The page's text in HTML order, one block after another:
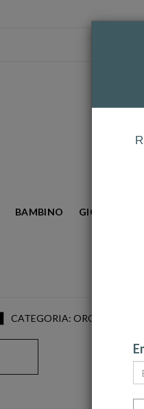
BAMBINO GIOIELLERIA
CATEGORIA: ORO DA